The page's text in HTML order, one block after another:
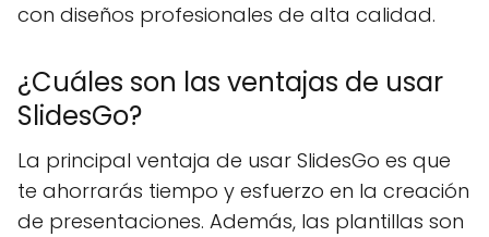
con diseños profesionales de alta calidad.
¿Cuáles son las ventajas de usar
SlidesGo?
La principal ventaja de usar SlidesGo es que
te ahorrarás tiempo y esfuerzo en la creación
de presentaciones. Además, las plantillas son